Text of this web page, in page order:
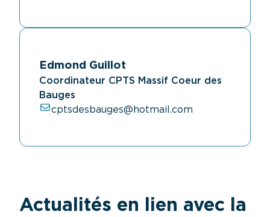
Edmond Guillot
Coordinateur CPTS Massif Coeur des
Bauges
cptsdesbauges@hotmail.com
Actualités en lien avec la